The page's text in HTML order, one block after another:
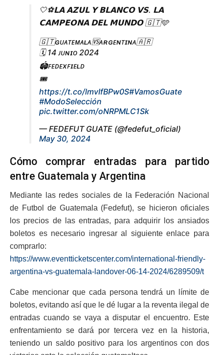
🤍⚽️𝗟𝗔 𝗔𝗭𝗨𝗟 𝗬 𝗕𝗟𝗔𝗡𝗖𝗢 𝗩𝗦. 𝗟𝗔
𝗖𝗔𝗠𝗣𝗘𝗢𝗡𝗔 𝗗𝗘𝗟 𝗠𝗨𝗡𝗗𝗢 🇬🇹🩵
🇬🇹ɢᴜᴀᴛᴇᴍᴀʟᴀ🆚ᴀʀɢᴇɴᴛɪɴᴀ🇦🇷
🗓️ 14 ᴊᴜɴɪᴏ 2024
🏟️ꜰᴇᴅᴇxꜰɪᴇʟᴅ
🎟️
https://t.co/lmvIfBPw0S#VamosGuate
#ModoSelección
pic.twitter.com/oNRPMLC1Sk
— FEDEFUT GUATE (@fedefut_oficial)
May 30, 2024
Cómo comprar entradas para partido
entre Guatemala y Argentina
Mediante las redes sociales de la Federación Nacional
de Futbol de Guatemala (Fedefut), se hicieron oficiales
los precios de las entradas, para adquirir los ansiados
boletos es necesario ingresar al siguiente enlace para
comprarlo:
https://www.eventticketscenter.com/international-friendly-
argentina-vs-guatemala-landover-06-14-2024/6289509/t
Cabe mencionar que cada persona tendrá un límite de
boletos, evitando así que le dé lugar a la reventa ilegal de
entradas cuando se vaya a disputar el encuentro. Este
enfrentamiento se dará por tercera vez en la historia,
teniendo un saldo positivo para los argentinos con dos